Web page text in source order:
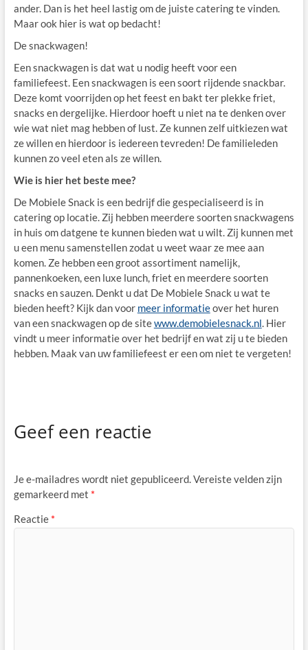
ander. Dan is het heel lastig om de juiste catering te vinden.
Maar ook hier is wat op bedacht!
De snackwagen!
Een snackwagen is dat wat u nodig heeft voor een
familiefeest. Een snackwagen is een soort rijdende snackbar.
Deze komt voorrijden op het feest en bakt ter plekke friet,
snacks en dergelijke. Hierdoor hoeft u niet na te denken over
wie wat niet mag hebben of lust. Ze kunnen zelf uitkiezen wat
ze willen en hierdoor is iedereen tevreden! De familieleden
kunnen zo veel eten als ze willen.
Wie is hier het beste mee?
De Mobiele Snack is een bedrijf die gespecialiseerd is in
catering op locatie. Zij hebben meerdere soorten snackwagens
in huis om datgene te kunnen bieden wat u wilt. Zij kunnen met
u een menu samenstellen zodat u weet waar ze mee aan
komen. Ze hebben een groot assortiment namelijk,
pannenkoeken, een luxe lunch, friet en meerdere soorten
snacks en sauzen. Denkt u dat De Mobiele Snack u wat te
bieden heeft? Kijk dan voor meer informatieover het huren
van een snackwagen op de sitewww.demobielesnack.nl. Hier
vindt u meer informatie over het bedrijf en wat zij u te bieden
hebben. Maak van uw familiefeest er een om niet te vergeten!
Geef een reactie
Je e-mailadres wordt niet gepubliceerd.Vereiste velden zijn
gemarkeerd met *
Reactie *